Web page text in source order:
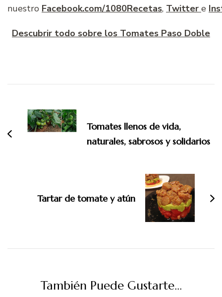
nuestro Facebook.com/1080Recetas, Twitter e
Descubrir todo sobre los Tomates Paso Doble
entradas
Tomates llenos de vida,
naturales, sabrosos y solidarios
Tartar de tomate y atún
También Puede Gustarte...